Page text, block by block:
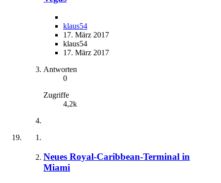
klaus54
17. März 2017
klaus54
17. März 2017
Antworten
0
Zugriffe
4,2k
Neues Royal-Caribbean-Terminal in
Miami